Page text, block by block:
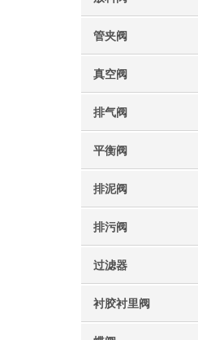
管夹阀
真空阀
排气阀
平衡阀
排泥阀
排污阀
过滤器
衬胶衬里阀